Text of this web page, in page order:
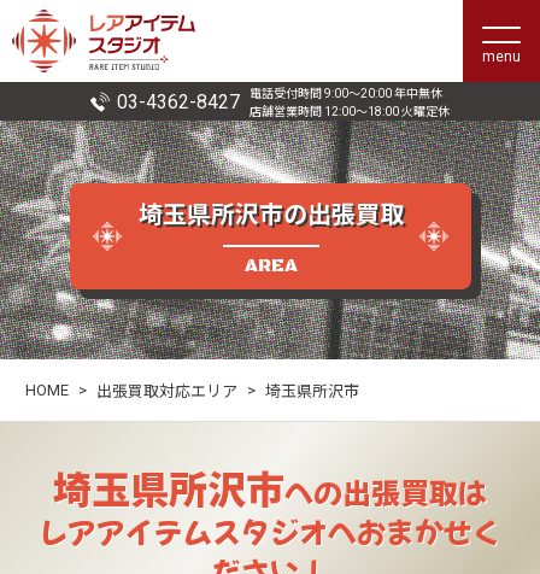
menu
03-4362-8427
電話受付時間 9:00〜20:00 年中無休
店舗営業時間 12:00〜18:00 火曜定休
埼玉県所沢市の出張買取
AREA
HOME > 出張買取対応エリア > 埼玉県所沢市
埼玉県所沢市への出張買取は
レアアイテムスタジオへおまかせく